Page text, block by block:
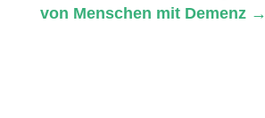
von Menschen mit Demenz→